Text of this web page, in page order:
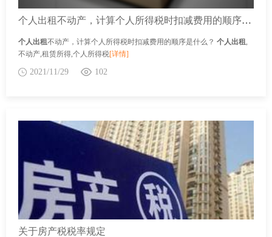
个人出租不动产，计算个人所得税时扣减费用的顺序是什么？
个人出租不动产，计算个人所得税时扣减费用的顺序是什么？ 个人出租,
不动产,租赁所得,个人所得税[详情]
2021/11/29 102
关于房产税税率规定